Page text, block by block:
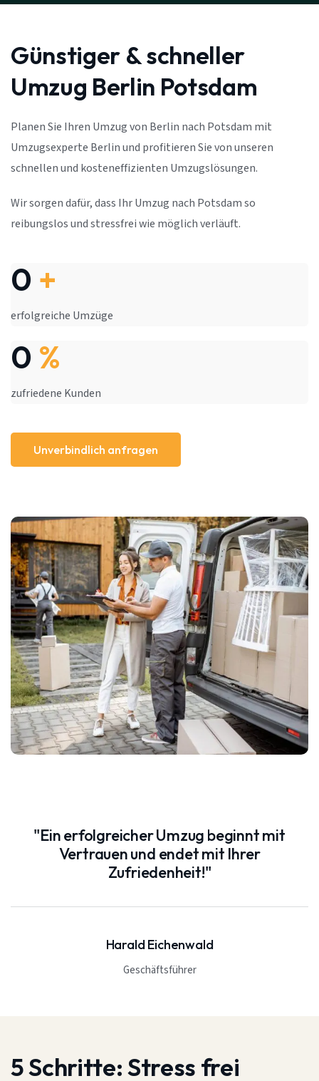
"Ein erfolgreicher Umzug beginnt mit
Vertrauen und endet mit Ihrer
Zufriedenheit!"
Harald Eichenwald
Geschäftsführer
Günstiger & schneller
Umzug Berlin Potsdam
Planen Sie Ihren Umzug von Berlin nach Potsdam mit
Umzugsexperte Berlin und profitieren Sie von unseren
schnellen und kosteneffizienten Umzugslösungen.
Wir sorgen dafür, dass Ihr Umzug nach Potsdam so
reibungslos und stressfrei wie möglich verläuft.
0 +
erfolgreiche Umzüge
0 %
zufriedene Kunden
Unverbindlich anfragen
5 Schritte:Stress frei